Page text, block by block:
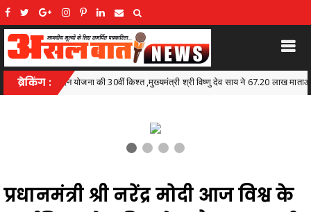
ब्रेकिंग :
किश्त ,मुख्यमंत्री श्री विष्णु देव साय ने 67.20 लाख माताओं और बहनों के खातों में डीबीटी के